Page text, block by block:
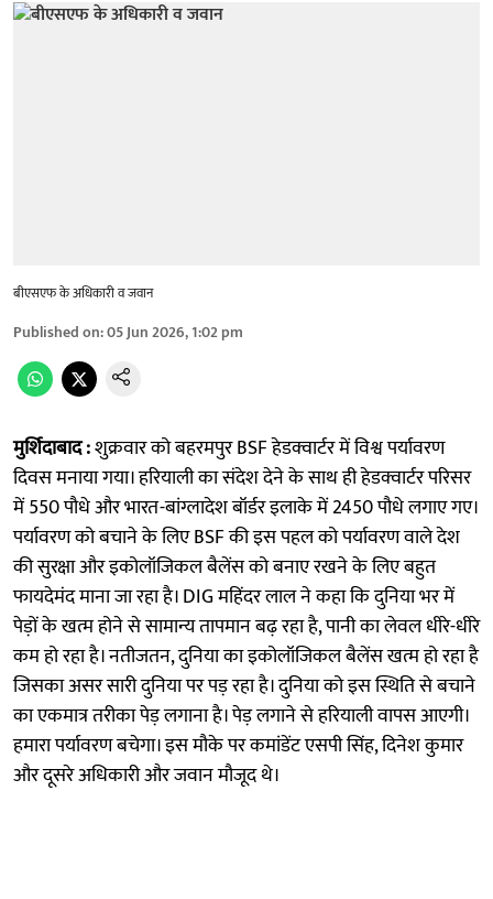
बीएसएफ के अधिकारी व जवान
Published on:05 Jun 2026, 1:02 pm
मुर्शिदाबाद :शुक्रवार को बहरमपुर BSF हेडक्वार्टर में विश्व पर्यावरण
दिवस मनाया गया। हरियाली का संदेश देने के साथ ही हेडक्वार्टर परिसर
में 550 पौधे और भारत-बांग्लादेश बॉर्डर इलाके में 2450 पौधे लगाए गए।
पर्यावरण को बचाने के लिए BSF की इस पहल को पर्यावरण वाले देश
की सुरक्षा और इकोलॉजिकल बैलेंस को बनाए रखने के लिए बहुत
फायदेमंद माना जा रहा है। DIG महिंदर लाल ने कहा कि दुनिया भर में
पेड़ों के खत्म होने से सामान्य तापमान बढ़ रहा है, पानी का लेवल धीरे-धीरे
कम हो रहा है। नतीजतन, दुनिया का इकोलॉजिकल बैलेंस खत्म हो रहा है
जिसका असर सारी दुनिया पर पड़ रहा है। दुनिया को इस स्थिति से बचाने
का एकमात्र तरीका पेड़ लगाना है। पेड़ लगाने से हरियाली वापस आएगी।
हमारा पर्यावरण बचेगा। इस मौके पर कमांडेंट एसपी सिंह, दिनेश कुमार
और दूसरे अधिकारी और जवान मौजूद थे।